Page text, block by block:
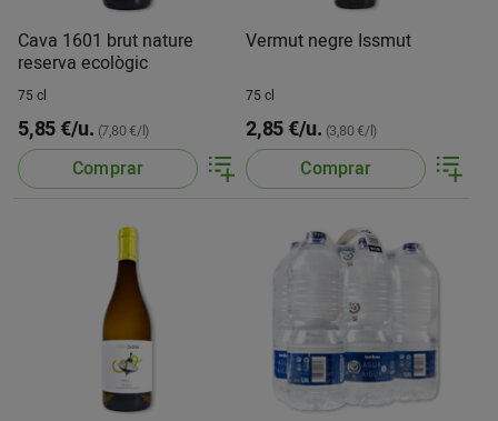
Cava 1601 brut nature
reserva ecològic
75 cl
5,85 €/u. (7,80 €/l)
Comprar
Vermut negre Issmut
75 cl
2,85 €/u. (3,80 €/l)
Comprar